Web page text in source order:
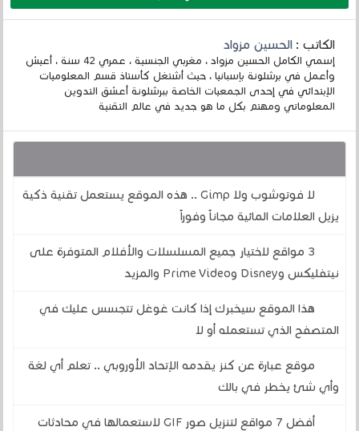
الكاتب :الحسين مزواد
إسمي الكامل الحسين مزواد ، مغربي الجنسية ، عمري 42 سنة ، أعيش
وأعمل في برشلونة بإسبانيا ، حيث أشتغل كأستاذ قسم المعلوميات
الإبتدائي في إحدى الجمعيات الخاصة ببرشلونة أعشق التدوين
المعلوماتي ومهتم بكل ما هو جديد في عالم التقنية
لا فوتوشوب ولا Gimp .. هذه الموقع يستعمل تقنية ذكية
يزيل العلامات المائية مجاناً وفوراً
3 مواقع لاختيار جميع المسلسلات والأفلام المتوفرة على
نيتفليكس وDisney وPrime Video والمزيد
هذا الموقع سيخبرك إذا كانت غوغل تتجسس عليك في
المتصفح الذي تستعمله أو لا
موقع عبارة عن كنز يقدمه الإتحاد الأوروبي .. تعلم أي لغة
وأي شئ يخطر في بالك
أفضل 7 مواقع لتنزيل صور GIF لاستعمالها في محادثات